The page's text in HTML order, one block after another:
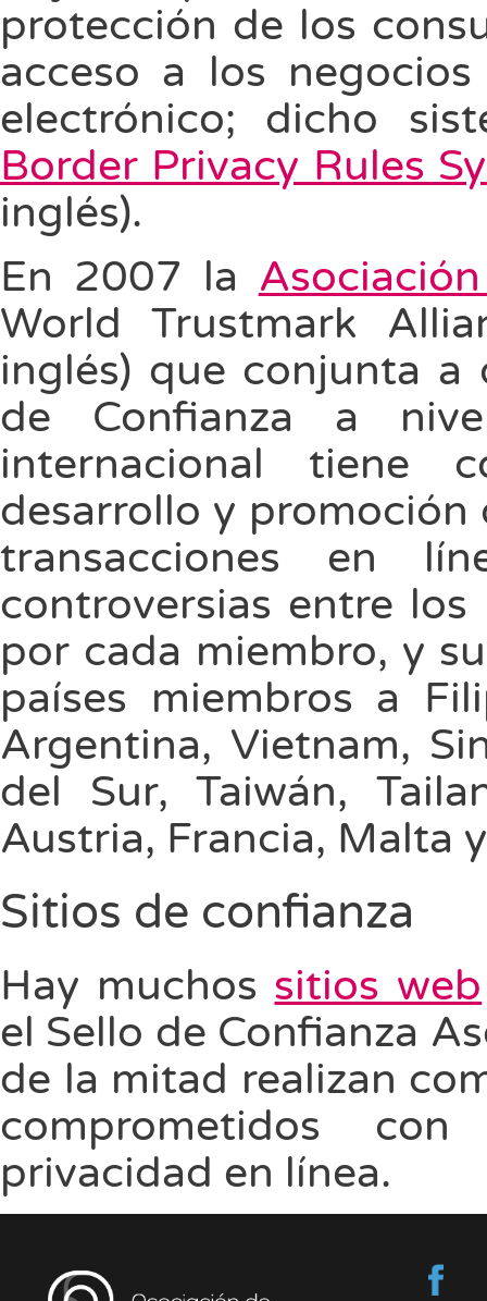
protección de los
acceso a los
electrónico; dicho
Border Privacy Rules
inglés).
En 2007 la
World Trustmark
inglés) que conjunta a
de Confianza a
internacional tiene
desarrollo y promoción
transacciones en
controversias entre
por cada miembro, y
países miembros a
Argentina, Vietnam,
del Sur, Taiwán,
Austria, Francia, Malta
Sitios de confianza
Hay muchos sitios web
el Sello de Confianza
de la mitad realizan
comprometidos
privacidad en línea.